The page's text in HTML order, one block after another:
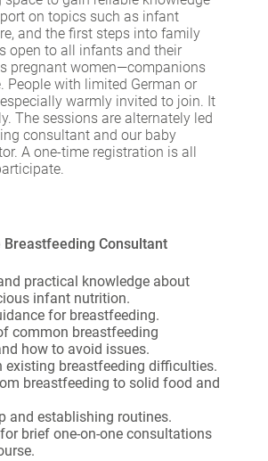
on topics such as infant
and the first steps into family
open to all infants and their
pregnant women—companions
People with limited German or
warmly invited to join. It
The sessions are alternately led
consultant and our baby
A one-time registration is all
Consultant
practical knowledge about
infant nutrition.
for breastfeeding.
common breastfeeding
how to avoid issues.
existing breastfeeding difficulties.
breastfeeding to solid food and
and establishing routines.
brief one-on-one consultations
und Social Media
zu können, werden von
Medien Cookies gesetzt.